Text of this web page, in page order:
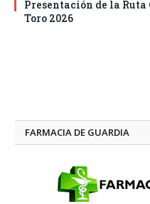
Presentación de la
Toro 2026
FARMACIA DE GUARDIA